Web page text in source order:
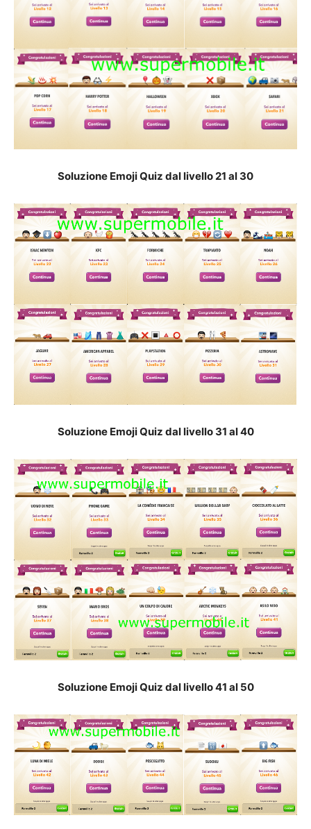
Soluzione Emoji Quiz dal livello 21 al 30
Soluzione Emoji Quiz dal livello 31 al 40
Soluzione Emoji Quiz dal livello 41 al 50